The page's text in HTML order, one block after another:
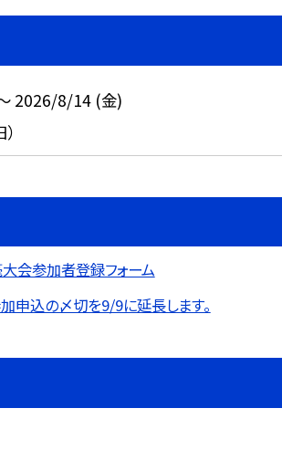
2026/8/14 (金)
会参加者登録フォーム
申込の〆切を9/9に延長します。